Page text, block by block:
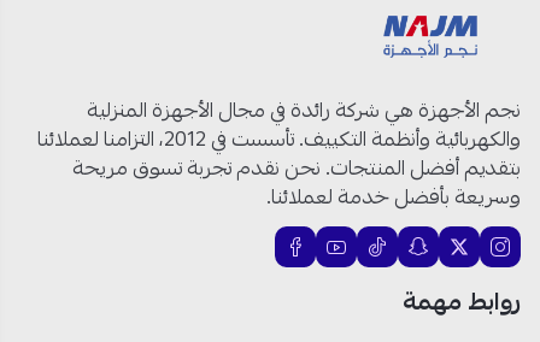
الموديل:
السعة:
القدرة:تقليل الدهون بنسبة تصل إلى 90%
وظائف الطهو:12 وظيفة
تقنية RapidAir
: لتوزيع الحرارة بشكل مثالي
التحكم:إمكانية ضبط الوقت ودرجة الحرارة
التوفير:توفير للطاقة بنسبة تصل إلى 70%
التنظيف:سهلة التنظيف
التطبيق:
نجم الأجهزة هي شركة رائدة في مجال الأجهزة المنزلية
والكهربائية وأنظمة التكييف. تأسست في 2012، التزامنا لعملائنا
بتقديم أفضل المنتجات. نحن نقدم تجربة تسوق مريحة
وسريعة بأفضل خدمة لعملائنا.
روابط مهمة